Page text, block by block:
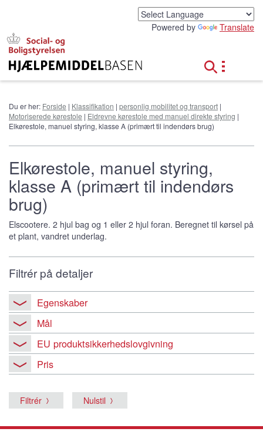
Powered by Translate
Du er her: Forside | Klassifikation | personlig mobilitet og transport |
Motoriserede kørestole | Eldrevne kørestole med manuel direkte styring |
Elkørestole, manuel styring, klasse A (primært til indendørs brug)
Elkørestole, manuel styring,
klasse A (primært til indendørs
brug)
Elscootere. 2 hjul bag og 1 eller 2 hjul foran. Beregnet til kørsel på
et plant, vandret underlag.
Filtrér på detaljer
Egenskaber
Mål
EU produktsikkerhedslovgivning
Pris
Filtrér Nulstil